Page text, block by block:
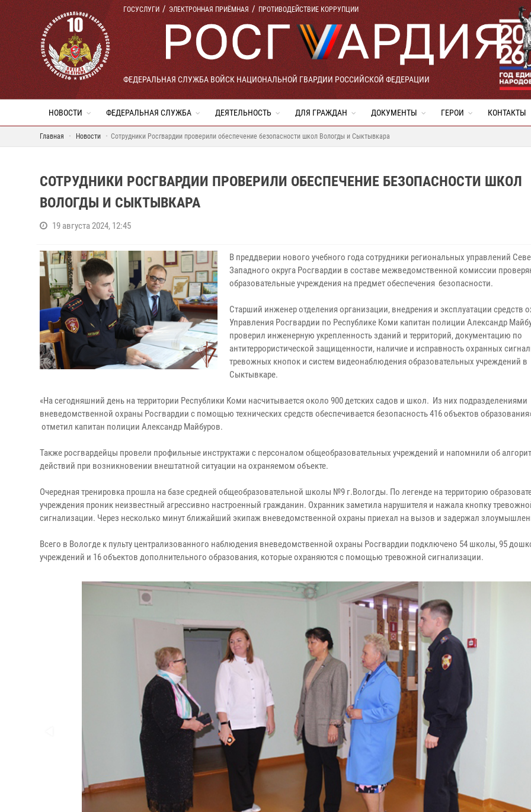
ГОСУСЛУГИ ЭЛЕКТРОННАЯ ПРИЁМНАЯ ПРОТИВОДЕЙСТВИЕ КОРРУПЦИИ
ФЕДЕРАЛЬНАЯ СЛУЖБА ВОЙСК НАЦИОНАЛЬНОЙ ГВАРДИИ РОССИЙСКОЙ ФЕДЕРАЦИИ
НОВОСТИ ФЕДЕРАЛЬНАЯ СЛУЖБА ДЕЯТЕЛЬНОСТЬ ДЛЯ ГРАЖДАН ДОКУМЕНТЫ ГЕРОИ КОНТАКТЫ
Главная Новости Сотрудники Росгвардии проверили обеспечение безопасности школ Вологды и Сыктывкара
СОТРУДНИКИ РОСГВАРДИИ ПРОВЕРИЛИ ОБЕСПЕЧЕНИЕ БЕЗОПАСНОСТИ ШКОЛ
ВОЛОГДЫ И СЫКТЫВКАРА
19 августа 2024, 12:45
В преддверии нового учебного года сотрудники региональных управлений
Западного округа Росгвардии в составе межведомственной комиссии
образовательные учреждения на предмет обеспечения безопасности.
Старший инженер отделения организации, внедрения и эксплуатации средств
Управления Росгвардии по Республике Коми капитан полиции Александр
проверил инженерную укрепленность зданий и территорий, документацию по
антитеррористической защищенности, наличие и исправность охранных
тревожных кнопок и систем видеонаблюдения образовательных учреждений в
Сыктывкаре.
«На сегодняшний день на территории Республики Коми насчитывается около 900 детских садов и школ. Из них подразделениями
вневедомственной охраны Росгвардии с помощью технических средств обеспечивается безопасность 416 объектов
отметил капитан полиции Александр Майбуров.­
Также росгвардейцы провели профильные инструктажи с персоналом общеобразовательных учреждений и напомнили об
действий при возникновении внештатной ситуации на охраняемом объекте.
Очередная тренировка прошла на базе средней общеобразовательной школы №9 г.Вологды. По легенде на территорию
учреждения проник неизвестный агрессивно настроенный гражданин. Охранник заметила нарушителя и нажала кнопку
сигнализации. Через несколько минут ближайший экипаж вневедомственной охраны приехал на вызов и задержал
Всего в Вологде к пульту централизованного наблюдения вневедомственной охраны Росгвардии подключено 54 школы, 95
учреждений и 16 объектов дополнительного образования, которые охраняются с помощью тревожной сигнализации.